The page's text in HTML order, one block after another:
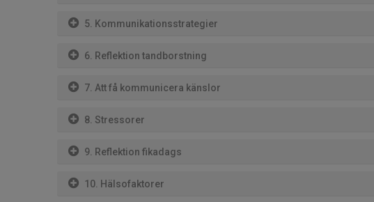
5. Kommunikationsstrategier
6. Reflektion tandborstning
7. Att få kommunicera känslor
8. Stressorer
9. Reflektion fikadags
10. Hälsofaktorer